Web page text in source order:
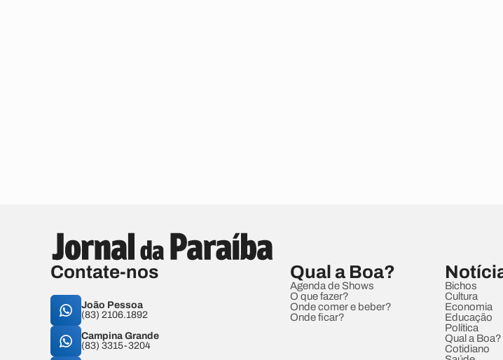
Contate-nos
João Pessoa
(83) 2106.1892
Campina Grande
(83) 3315-3204
Qual a Boa?
Agenda de Shows
O que fazer?
Onde comer e beber?
Onde ficar?
Bichos
Cultura
Economia
Educação
Política
Qual a Boa?
Cotidiano